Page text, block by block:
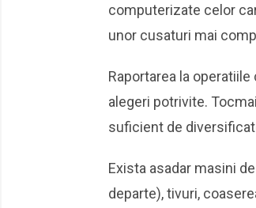
computerizate celor
unor cusaturi mai
Raportarea la
alegeri potrivite.
suficient de
Exista asadar masini
departe), tivuri,